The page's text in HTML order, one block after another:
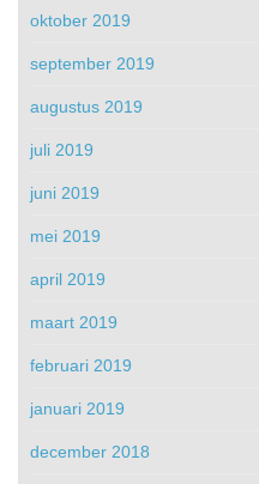
oktober 2019
september 2019
augustus 2019
juli 2019
juni 2019
mei 2019
april 2019
maart 2019
februari 2019
januari 2019
december 2018